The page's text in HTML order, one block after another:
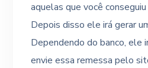
aquelas que você
Depois disso ele irá gerar
Dependendo do banco, ele
envie essa remessa pelo